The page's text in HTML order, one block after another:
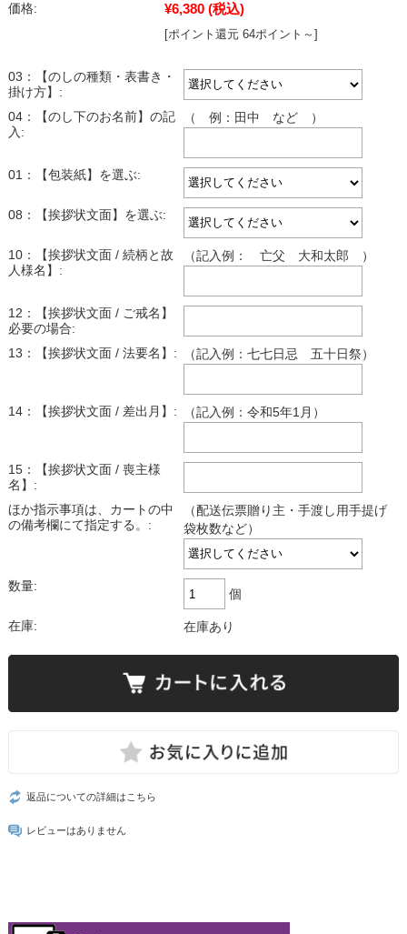
価格: ¥6,380 (税込)
[ポイント還元 64ポイント～]
03：【のしの種類・表書き・
掛け方】:
04：【のし下のお名前】の記
入:
（ 例：田中 など ）
01：【包装紙】を選ぶ:
08：【挨拶状文面】を選ぶ:
10：【挨拶状文面 / 続柄と故
人様名】:
（記入例： 亡父 大和太郎 ）
12：【挨拶状文面 / ご戒名】
必要の場合:
13：【挨拶状文面 / 法要名】:
（記入例：七七日忌 五十日祭）
14：【挨拶状文面 / 差出月】: （記入例：令和5年1月）
15：【挨拶状文面 / 喪主様
名】:
ほか指示事項は、カートの中
の備考欄にて指定する。:
（配送伝票贈り主・手渡し用手提げ
袋枚数など）
数量:
個
在庫: 在庫あり
返品についての詳細はこちら
レビューはありません